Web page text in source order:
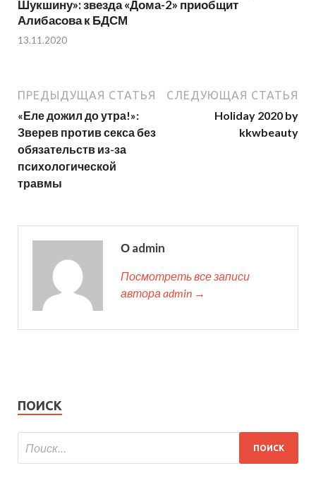
Шукшину»: звезда «Дома-2» приобщит
Алибасова к БДСМ
13.11.2020
ПРЕДЫДУЩАЯ СТАТЬЯ
«Еле дожил до утра!»:
Зверев против секса без
обязательств из-за
психологической
травмы
СЛЕДУЮЩАЯ СТАТЬЯ
Holiday 2020 by
kkwbeauty
О admin
Посмотреть все записи
автора admin →
ПОИСК